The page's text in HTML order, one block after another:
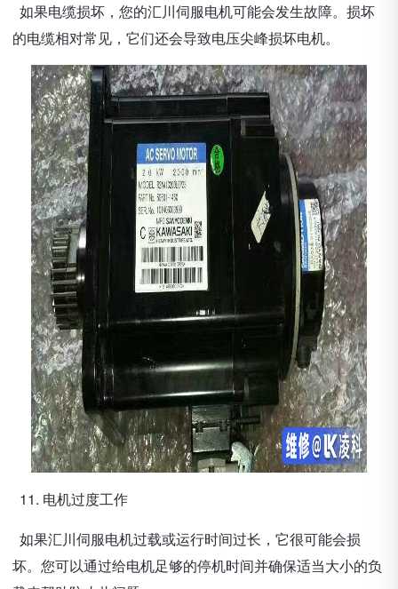
如果电缆损坏，您的汇川伺服电机可能会发生故障。损坏
的电缆相对常见，它们还会导致电压尖峰损坏电机。
11. 电机过度工作
如果汇川伺服电机过载或运行时间过长，它很可能会损
坏。您可以通过给电机足够的停机时间并确保适当大小的负